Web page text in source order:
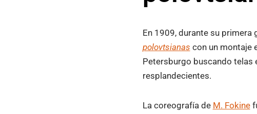
En 1909, durante su primera
polovtsianas con un montaje
Petersburgo buscando telas
resplandecientes.
La coreografía de M. Fokine